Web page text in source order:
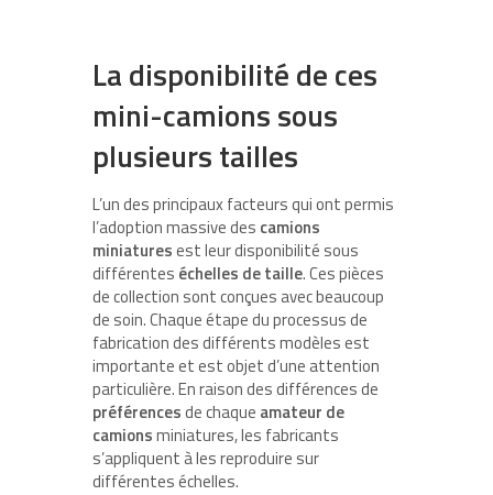
La disponibilité de ces
mini-camions sous
plusieurs tailles
L’un des principaux facteurs qui ont permis
l’adoption massive des camions
miniaturesest leur disponibilité sous
différentes échelles de taille. Ces pièces
de collection sont conçues avec beaucoup
de soin. Chaque étape du processus de
fabrication des différents modèles est
importante et est objet d’une attention
particulière. En raison des différences de
préférencesde chaque amateur de
camionsminiatures, les fabricants
s’appliquent à les reproduire sur
différentes échelles.